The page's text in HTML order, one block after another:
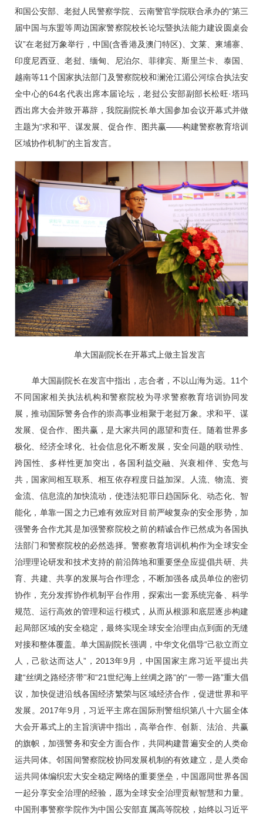
和国公安部、老挝人民警察学院、云南警官学院联合承办的“第三
届中国与东盟等周边国家警察院校长论坛暨执法能力建设圆桌会
议”在老挝万象举行，中国(含香港及澳门特区)、文莱、柬埔寨、
印度尼西亚、老挝、缅甸、尼泊尔、菲律宾、斯里兰卡、泰国、
越南等11个国家执法部门及警察院校和澜沧江湄公河综合执法安
全中心的64名代表出席本届论坛，老挝公安部副部长松旺·塔玛
西出席大会并致开幕辞，我院副院长单大国参加会议开幕式并做
主题为“求和平、谋发展、促合作、图共赢——构建警察教育培训
区域协作机制”的主旨发言。
单大国副院长在开幕式上做主旨发言
单大国副院长在发言中指出，志合者，不以山海为远。11个
不同国家相关执法机构和警察院校为寻求警察教育培训协同发
展，推动国际警务合作的崇高事业相聚于老挝万象。求和平、谋
发展、促合作、图共赢，是大家共同的愿望和责任。随着世界多
极化、经济全球化、社会信息化不断发展，安全问题的联动性、
跨国性、多样性更加突出，各国利益交融、兴衰相伴、安危与
共，国家间相互联系、相互依存程度日益加深。人流、物流、资
金流、信息流的加快流动，使违法犯罪日趋国际化、动态化、智
能化，单靠一国之力已难有效应对目前严峻复杂的安全形势，加
强警务合作尤其是加强警察院校之前的精诚合作已然成为各国执
法部门和警察院校的必然选择。警察教育培训机构作为全球安全
治理理论研发和技术支持的前沿阵地和重要堡垒应提倡共研、共
育、共建、共享的发展与合作理念，不断加强各成员单位的密切
协作，充分发挥协作机制平台作用，探索出一套系统完备、科学
规范、运行高效的管理和运行模式，从而从根源和底层逐步构建
起局部区域的安全稳定，最终实现全球安全治理由点到面的无缝
对接和整体覆盖。单大国副院长强调，中华文化倡导“己欲立而立
人，己欲达而达人”，2013年9月，中国国家主席习近平提出共
建“丝绸之路经济带”和“21世纪海上丝绸之路”的“一带一路”重大倡
议，加快促进沿线各国经济繁荣与区域经济合作，促进世界和平
发展。2017年9月，习近平主席在国际刑警组织第八十六届全体
大会开幕式上的主旨演讲中指出，高举合作、创新、法治、共赢
的旗帜，加强警务和安全方面合作，共同构建普遍安全的人类命
运共同体。邻国间警察院校协同发展机制的有效建立，是人类命
运共同体编织宏大安全稳定网络的重要堡垒，中国愿同世界各国
一起分享安全治理的经验，愿为全球安全治理贡献智慧和力量。
中国刑事警察学院作为中国公安部直属高等院校，始终以习近平